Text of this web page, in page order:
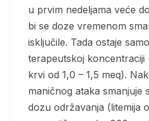
u prvim nedeljama veće
bi se doze vremenom
isključile. Tada ostaje
terapeutskoj koncentraciji
krvi od 1,0 – 1,5 meq).
maničnog ataka smanjuje
dozu održavanja (litemija